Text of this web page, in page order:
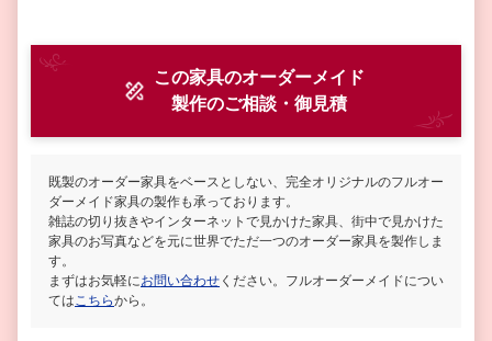
この家具のオーダーメイド
製作のご相談・御見積
既製のオーダー家具をベースとしない、完全オリジナルのフルオー
ダーメイド家具の製作も承っております。
雑誌の切り抜きやインターネットで見かけた家具、街中で見かけた
家具のお写真などを元に世界でただ一つのオーダー家具を製作しま
す。
まずはお気軽にお問い合わせ ください。フルオーダーメイドについ
ては こちらから。